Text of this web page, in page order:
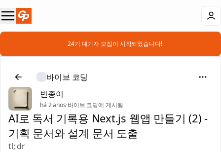
📣 24기 대기자 모집이 시작되었습니다!
바이브 코딩
빈종이
há 2 anos·바이브 코딩에 게시됨
AI로 독서 기록용 Next.js 웹앱 만들기 (2) -
기획 문서와 설계 문서 도출
tl; dr